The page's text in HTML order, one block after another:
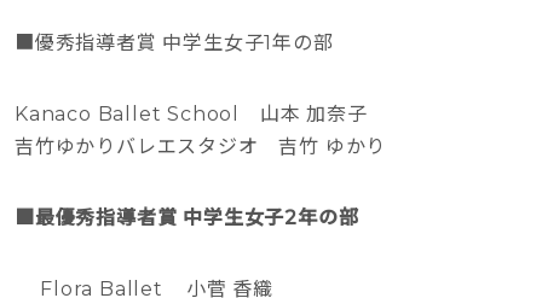
■優秀指導者賞 中学生女子1年の部
Kanaco Ballet School 山本 加奈子
吉竹ゆかりバレエスタジオ 吉竹 ゆかり
■最優秀指導者賞 中学生女子2年の部
Flora Ballet 小菅 香織